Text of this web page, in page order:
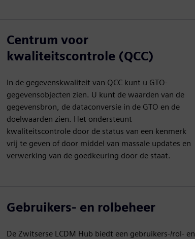
Centrum voor
kwaliteitscontrole (QCC)
In de gegevenskwaliteit van QCC kunt u GTO-
gegevensobjecten zien. U kunt de waarden van de
gegevensbron, de dataconversie in de GTO en de
doelwaarden zien. Het ondersteunt
kwaliteitscontrole door de status van een kenmerk
vrij te geven of door middel van massale updates en
verwerking van de goedkeuring door de staat.
Gebruikers- en rolbeheer
De Zwitserse LCDM Hub biedt een gebruikers-/rol- en